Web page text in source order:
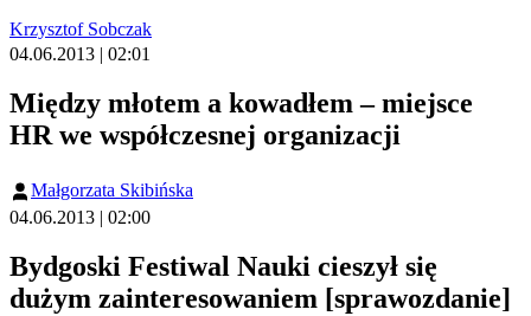
Krzysztof Sobczak
04.06.2013 | 02:01
Między młotem a kowadłem – miejsce
HR we współczesnej organizacji
Małgorzata Skibińska
04.06.2013 | 02:00
Bydgoski Festiwal Nauki cieszył się
dużym zainteresowaniem [sprawozdanie]